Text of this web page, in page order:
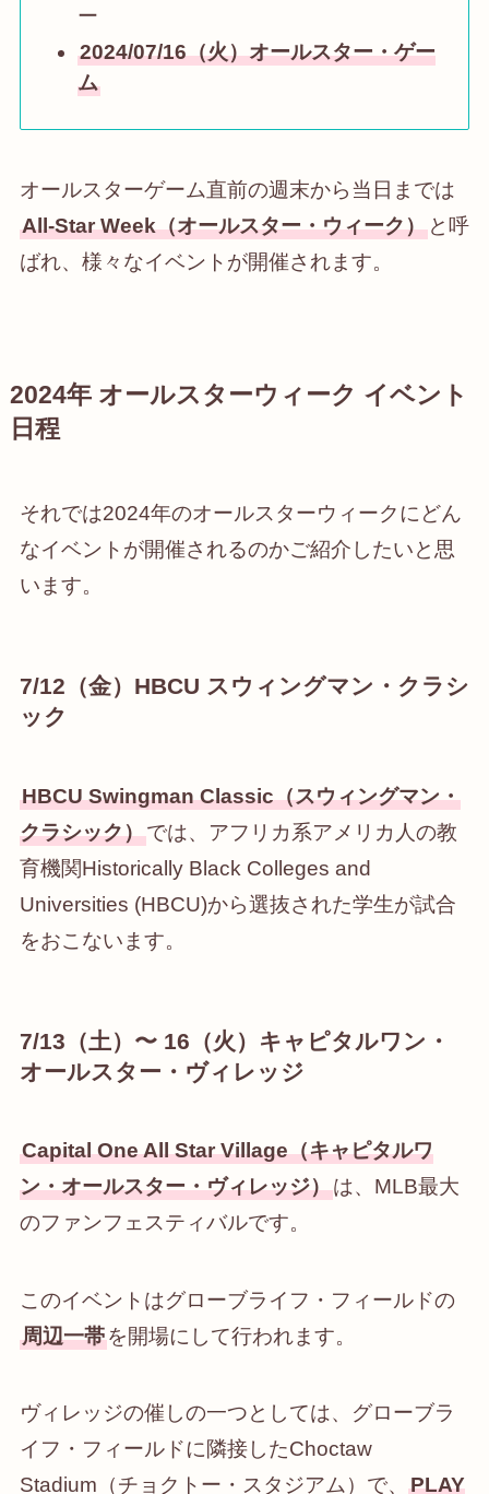
ー
2024/07/16（火）オールスター・ゲー
ム
オールスターゲーム直前の週末から当日までは
All-Star Week（オールスター・ウィーク）と呼
ばれ、様々なイベントが開催されます。
2024年 オールスターウィーク イベント
日程
それでは2024年のオールスターウィークにどん
なイベントが開催されるのかご紹介したいと思
います。
7/12（金）HBCU スウィングマン・クラシ
ック
HBCU Swingman Classic（スウィングマン・
クラシック）では、アフリカ系アメリカ人の教
育機関Historically Black Colleges and
Universities (HBCU)から選抜された学生が試合
をおこないます。
7/13（土）〜 16（火）キャピタルワン・
オールスター・ヴィレッジ
Capital One All Star Village（キャピタルワ
ン・オールスター・ヴィレッジ）は、MLB最大
のファンフェスティバルです。
このイベントはグローブライフ・フィールドの
周辺一帯を開場にして行われます。
ヴィレッジの催しの一つとしては、グローブラ
イフ・フィールドに隣接したChoctaw
Stadium（チョクトー・スタジアム）で、 PLAY